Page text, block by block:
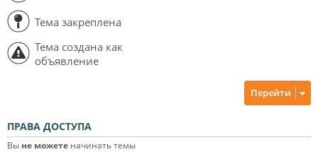
Тема закреплена
Тема создана как
объявление
Перейти
ПРАВА ДОСТУПА
Вы не можете начинать темы